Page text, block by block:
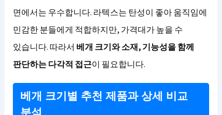
면에서는 우수합니다. 라텍스는 탄성이 좋아 움직임에
민감한 분들에게 적합하지만, 가격대가 높을 수
있습니다. 따라서 베개 크기와 소재, 기능성을 함께
판단하는 다각적 접근이 필요합니다.
베개 크기별 추천 제품과 상세 비교
분석